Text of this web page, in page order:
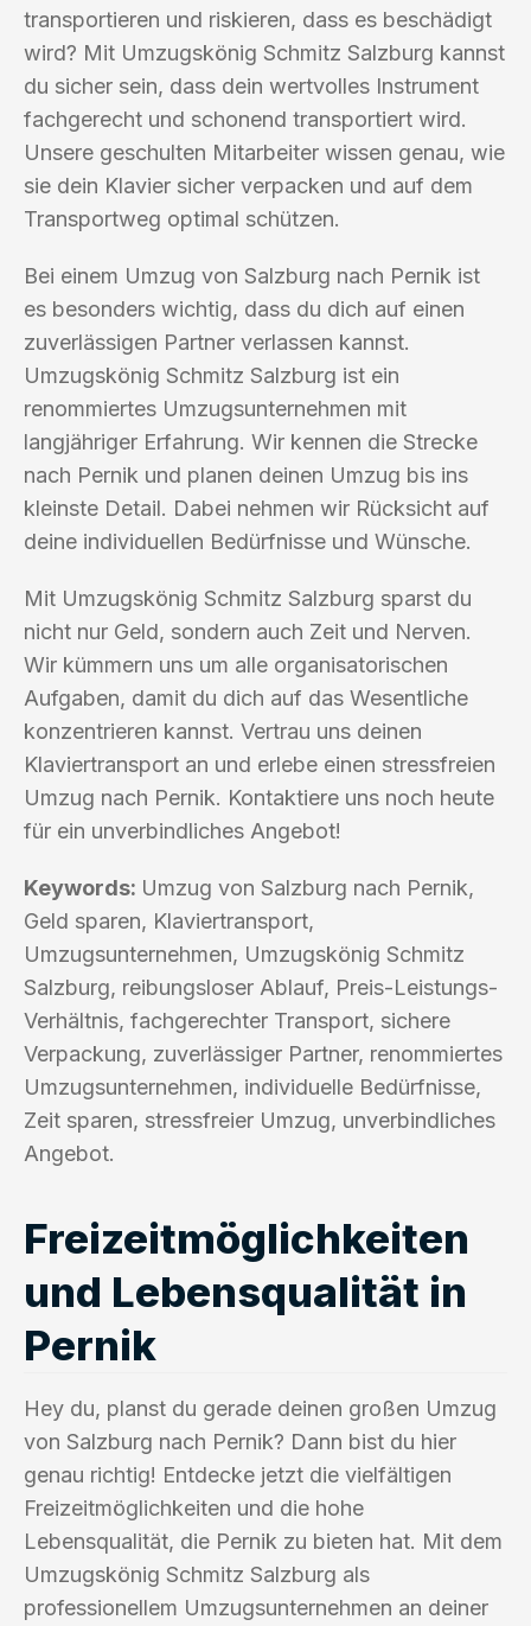
transportieren und riskieren, dass es beschädigt
wird? Mit Umzugskönig Schmitz Salzburg kannst
du sicher sein, dass dein wertvolles Instrument
fachgerecht und schonend transportiert wird.
Unsere geschulten Mitarbeiter wissen genau, wie
sie dein Klavier sicher verpacken und auf dem
Transportweg optimal schützen.
Bei einem Umzug von Salzburg nach Pernik ist
es besonders wichtig, dass du dich auf einen
zuverlässigen Partner verlassen kannst.
Umzugskönig Schmitz Salzburg ist ein
renommiertes Umzugsunternehmen mit
langjähriger Erfahrung. Wir kennen die Strecke
nach Pernik und planen deinen Umzug bis ins
kleinste Detail. Dabei nehmen wir Rücksicht auf
deine individuellen Bedürfnisse und Wünsche.
Mit Umzugskönig Schmitz Salzburg sparst du
nicht nur Geld, sondern auch Zeit und Nerven.
Wir kümmern uns um alle organisatorischen
Aufgaben, damit du dich auf das Wesentliche
konzentrieren kannst. Vertrau uns deinen
Klaviertransport an und erlebe einen stressfreien
Umzug nach Pernik. Kontaktiere uns noch heute
für ein unverbindliches Angebot!
Keywords: Umzug von Salzburg nach Pernik,
Geld sparen, Klaviertransport,
Umzugsunternehmen, Umzugskönig Schmitz
Salzburg, reibungsloser Ablauf, Preis-Leistungs-
Verhältnis, fachgerechter Transport, sichere
Verpackung, zuverlässiger Partner, renommiertes
Umzugsunternehmen, individuelle Bedürfnisse,
Zeit sparen, stressfreier Umzug, unverbindliches
Angebot.
Freizeitmöglichkeiten
und Lebensqualität in
Pernik
Hey du, planst du gerade deinen großen Umzug
von Salzburg nach Pernik? Dann bist du hier
genau richtig! Entdecke jetzt die vielfältigen
Freizeitmöglichkeiten und die hohe
Lebensqualität, die Pernik zu bieten hat. Mit dem
Umzugskönig Schmitz Salzburg als
professionellem Umzugsunternehmen an deiner